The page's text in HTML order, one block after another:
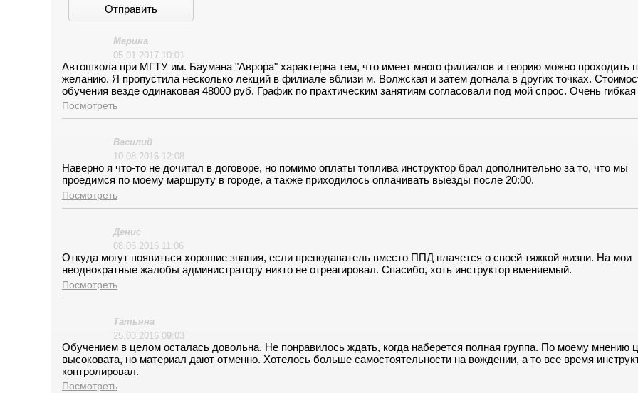
Отправить
Марина
05.01.2017 10:01
Автошкола при МГТУ им. Баумана "Аврора" характерна тем, что имеет много филиалов и теорию можно проходить
желанию. Я пропустила несколько лекций в филиале вблизи м. Волжская и затем догнала в других точках.
обучения везде одинаковая 48000 руб. График по практическим занятиям согласовали под мой спрос. Очень гибкая
компромиссная автошкола.
Посмотреть
Василий
10.08.2016 12:08
Наверно я что-то не дочитал в договоре, но помимо оплаты топлива инструктор брал дополнительно за то, что мы
проедимся по моему маршруту в городе, а также приходилось оплачивать выезды после 20:00.
Посмотреть
Денис
08.06.2016 11:06
Откуда могут появиться хорошие знания, если преподаватель вместо ППД плачется о своей тяжкой жизни. На мои
неоднократные жалобы администратору никто не отреагировал. Спасибо, хоть инструктор вменяемый.
Посмотреть
Татьяна
25.03.2016 09:03
Обучением в целом осталась довольна. Не понравилось ждать, когда наберется полная группа. По моему мнению
высоковата, но материал дают отменно. Хотелось больше самостоятельности на вождении, а то все время
контролировал.
Посмотреть